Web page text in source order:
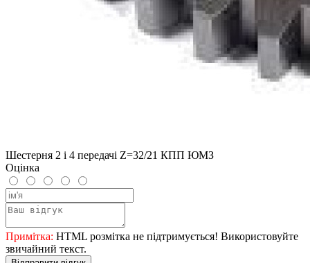
Шестерня 2 і 4 передачі Z=32/21 КПП ЮМЗ
Оцінка
Примітка: HTML розмітка не підтримується! Використовуйте
звичайний текст.